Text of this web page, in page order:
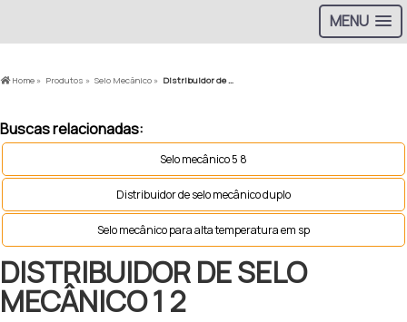
MENU
Home » Produtos » Selo Mecânico » Distribuidor de selo mecânico 1 2
Buscas relacionadas:
Selo mecânico 5 8
Distribuidor de selo mecânico duplo
Selo mecânico para alta temperatura em sp
DISTRIBUIDOR DE SELO
MECÂNICO 1 2